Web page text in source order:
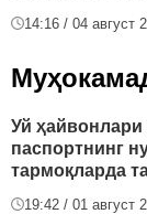
14:16 / 04 август
Уй ҳайвонлари
паспортнинг
тармоқларда
19:42 / 01 август